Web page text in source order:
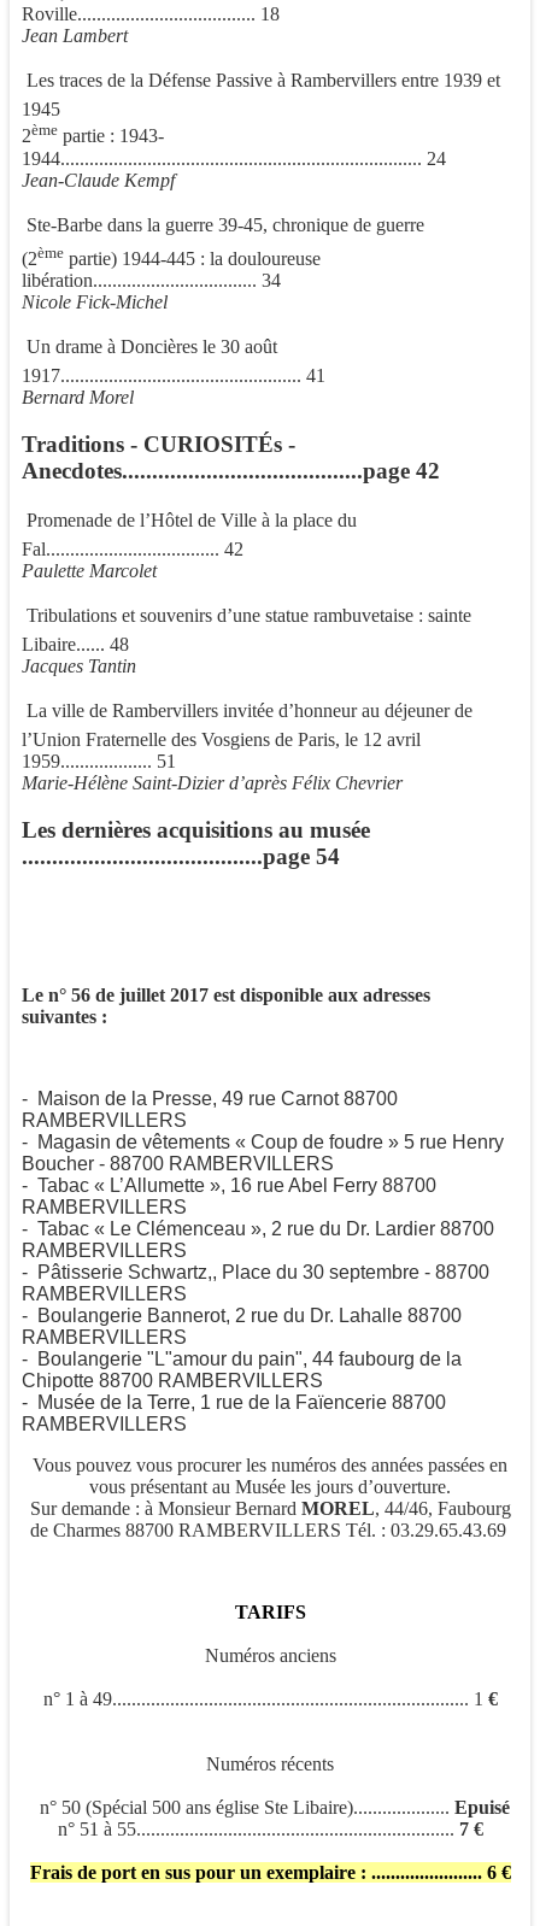
Roville..................................... 18
Jean Lambert
 Les traces de la Défense Passive à Rambervillers entre 1939 et
1945
2ème partie : 1943-
1944........................................................................... 24
Jean-Claude Kempf
 Ste-Barbe dans la guerre 39-45, chronique de guerre
(2ème partie) 1944-445 : la douloureuse
libération.................................. 34
Nicole Fick-Michel
 Un drame à Doncières le 30 août
1917.................................................. 41
Bernard Morel
Traditions - CURIOSITÉs -
Anecdotes........................................page 42
 Promenade de l’Hôtel de Ville à la place du
Fal.................................... 42
Paulette Marcolet
 Tribulations et souvenirs d’une statue rambuvetaise : sainte
Libaire...... 48
Jacques Tantin
 La ville de Rambervillers invitée d’honneur au déjeuner de
l’Union Fraternelle des Vosgiens de Paris, le 12 avril
1959................... 51
Marie-Hélène Saint-Dizier d’après Félix Chevrier
Les dernières acquisitions au musée
........................................page 54
Le n° 56 de juillet 2017 est disponible aux adresses
suivantes :
- Maison de la Presse, 49 rue Carnot 88700
RAMBERVILLERS
- Magasin de vêtements « Coup de foudre » 5 rue Henry
Boucher - 88700 RAMBERVILLERS
- Tabac « L’Allumette », 16 rue Abel Ferry 88700
RAMBERVILLERS
- Tabac « Le Clémenceau », 2 rue du Dr. Lardier 88700
RAMBERVILLERS
- Pâtisserie Schwartz,, Place du 30 septembre - 88700
RAMBERVILLERS
- Boulangerie Bannerot, 2 rue du Dr. Lahalle 88700
RAMBERVILLERS
- Boulangerie "L"amour du pain", 44 faubourg de la
Chipotte 88700 RAMBERVILLERS
- Musée de la Terre, 1 rue de la Faïencerie 88700
RAMBERVILLERS
Vous pouvez vous procurer les numéros des années passées en
vous présentant au Musée les jours d’ouverture.
Sur demande : à Monsieur Bernard MOREL, 44/46, Faubourg
de Charmes 88700 RAMBERVILLERS Tél. : 03.29.65.43.69
TARIFS
Numéros anciens
n° 1 à 49.......................................................................... 1 €
Numéros récents
n° 50 (Spécial 500 ans église Ste Libaire).................... Epuisé
n° 51 à 55.................................................................. 7 €
Frais de port en sus pour un exemplaire : ....................... 6 €